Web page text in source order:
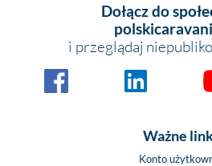
Dołącz do
i przeglądaj
Ważne
Konto